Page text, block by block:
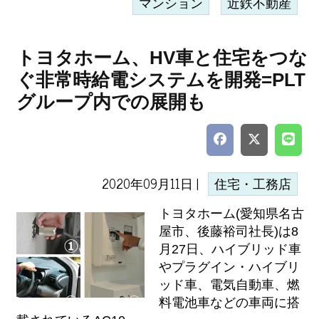
マンション 近鉄不動産
トヨタホーム、HV車と住宅をつな
ぐ非常時給電システムを開発=PLT
グループ内での展開も
2020年09月11日 | 住宅・工務店
トヨタホーム(愛知県名古
屋市、後藤裕司社長)は8
月27日、ハイブリッド車
やプラグイン・ハイブリ
ッド車、電気自動車、燃
料電池車などの車両に搭